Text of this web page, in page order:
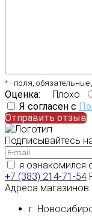
* - поля,
Оценка: Плохо
Я согласен с
Отправить отзыв
Подписывайтесь
я ознакомился
+7 (383) 214-71-54
Адреса магазинов:
г.